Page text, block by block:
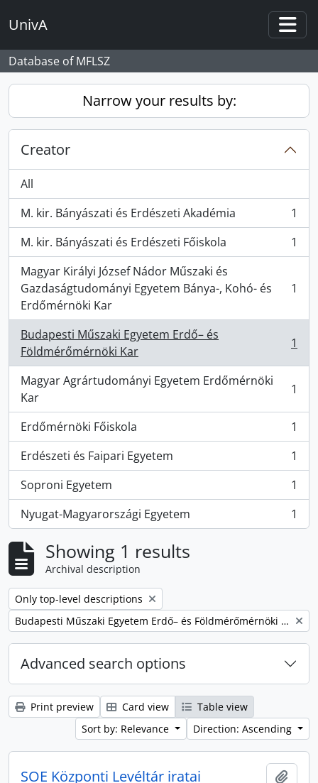
UnivA
Database of MFLSZ
Narrow your results by:
Creator
All
M. kir. Bányászati és Erdészeti Akadémia
, 1 results
1
M. kir. Bányászati és Erdészeti Főiskola
, 1 results
1
Magyar Királyi József Nádor Műszaki és
Gazdaságtudományi Egyetem Bánya-, Kohó- és
Erdőmérnöki Kar
, 1 results 1
Budapesti Műszaki Egyetem Erdő– és
Földmérőmérnöki Kar
, 1 results 1
Magyar Agrártudományi Egyetem Erdőmérnöki
Kar
, 1 results 1
Erdőmérnöki Főiskola
, 1 results
1
Erdészeti és Faipari Egyetem
, 1 results
1
Soproni Egyetem
, 1 results
1
Nyugat-Magyarországi Egyetem
, 1 results 1
Showing 1 results
Archival description
Remove filter:
Only top-level descriptions
Remove filter:
Budapesti Műszaki Egyetem Erdő– és Földmérőmérnöki Kar
Advanced search options
Print preview Card view
Table view
Sort by: Relevance
Direction: Ascending
SOE Központi Levéltár iratai